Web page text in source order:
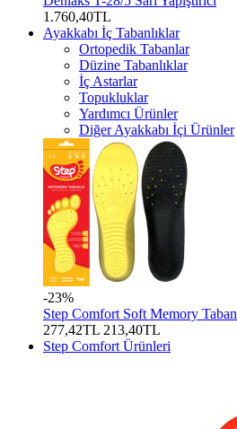
1.760,40TL
Ayakkabı İç Tabanlıklar
Ortopedik Tabanlar
Düzine Tabanlıklar
İç Astarlar
Topukluklar
Yardımcı Ürünler
Diğer Ayakkabı İçi Ürünler
-23%
Step Comfort Soft Memory Taban
277,42TL 213,40TL
Step Comfort Ürünleri